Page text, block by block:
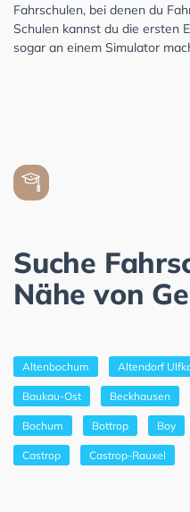
Fahrschulen, bei denen du
Schulen kannst du die ersten
sogar an einem Simulator
Suche
Nähe von
Altenbochum Altendorf
Baukau-Ost Beckhausen
Bochum Bottrop Boy
Castrop Castrop-Rauxel